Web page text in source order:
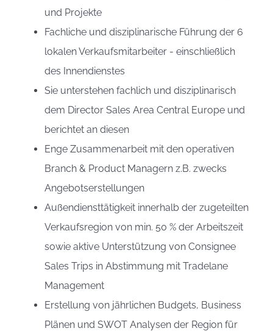
und Projekte
Fachliche und disziplinarische Führung der 6
lokalen Verkaufsmitarbeiter - einschließlich
des Innendienstes
Sie unterstehen fachlich und disziplinarisch
dem Director Sales Area Central Europe und
berichtet an diesen
Enge Zusammenarbeit mit den operativen
Branch & Product Managern z.B. zwecks
Angebotserstellungen
Außendiensttätigkeit innerhalb der zugeteilten
Verkaufsregion von min. 50 % der Arbeitszeit
sowie aktive Unterstützung von Consignee
Sales Trips in Abstimmung mit Tradelane
Management
Erstellung von jährlichen Budgets, Business
Plänen und SWOT Analysen der Region für